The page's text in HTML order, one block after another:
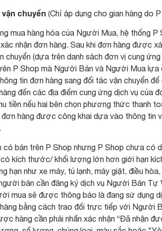
chuyển (Chỉ áp dụng cho gian hàng do
mua hàng hóa của Người Mua, hệ thống
nhận đơn hàng. Sau khi đơn hàng được
chuyển (dựa trên danh sách đơn vị cung
P Shop mà Người Bán và Người Mua lựa
tin đơn hàng sang đối tác vận chuyển
đến các địa điểm cung ứng dịch vụ của
tiền nếu hai bên chọn phương thức thanh
đơn hàng được công khai dựa vào thông
bán trên P Shop nhưng P Shop chưa có
có kích thước/ khối lượng lớn hơn giới hạn
hạn như xe máy, tủ lạnh, máy giặt, điều
bán cần đăng ký dịch vụ Người Bán Tự
mua sẽ được thông báo là đang sử dụng
bằng cách trao đổi trực tiếp với Người
hàng cần phải nhấn xác nhận “Đã nhận